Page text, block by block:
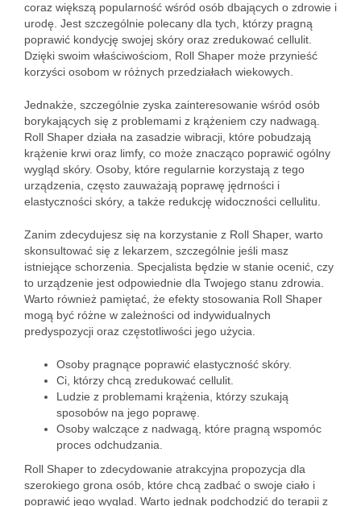
coraz większą popularność wśród osób dbających o zdrowie i
urodę. Jest szczególnie polecany dla tych, którzy pragną
poprawić kondycję swojej skóry oraz zredukować cellulit.
Dzięki swoim właściwościom, Roll Shaper może przynieść
korzyści osobom w różnych przedziałach wiekowych.
Jednakże, szczególnie zyska zainteresowanie wśród osób
borykających się z problemami z krążeniem czy nadwagą.
Roll Shaper działa na zasadzie wibracji, które pobudzają
krążenie krwi oraz limfy, co może znacząco poprawić ogólny
wygląd skóry. Osoby, które regularnie korzystają z tego
urządzenia, często zauważają poprawę jędrności i
elastyczności skóry, a także redukcję widoczności cellulitu.
Zanim zdecydujesz się na korzystanie z Roll Shaper, warto
skonsultować się z lekarzem, szczególnie jeśli masz
istniejące schorzenia. Specjalista będzie w stanie ocenić, czy
to urządzenie jest odpowiednie dla Twojego stanu zdrowia.
Warto również pamiętać, że efekty stosowania Roll Shaper
mogą być różne w zależności od indywidualnych
predyspozycji oraz częstotliwości jego użycia.
Osoby pragnące poprawić elastyczność skóry.
Ci, którzy chcą zredukować cellulit.
Ludzie z problemami krążenia, którzy szukają
sposobów na jego poprawę.
Osoby walczące z nadwagą, które pragną wspomóc
proces odchudzania.
Roll Shaper to zdecydowanie atrakcyjna propozycja dla
szerokiego grona osób, które chcą zadbać o swoje ciało i
poprawić jego wygląd. Warto jednak podchodzić do terapii z